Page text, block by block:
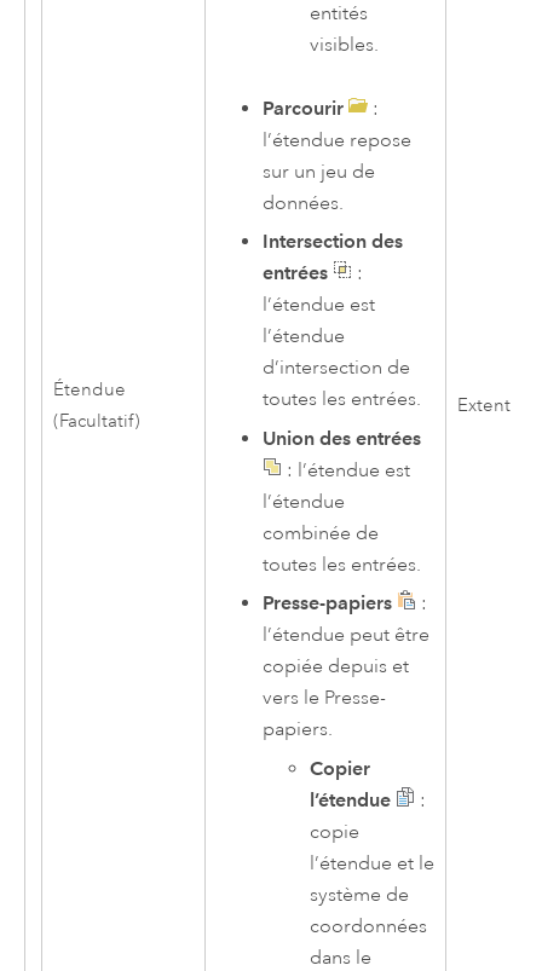
Étendue
(Facultatif)
entités
visibles.
Parcourir
:
l’étendue repose
sur un jeu de
données.
Intersection des
entrées
:
l’étendue est
l’étendue
d’intersection de
toutes les entrées.
Union des entrées
: l’étendue est
l’étendue
combinée de
toutes les entrées.
Presse-papiers
:
l’étendue peut être
copiée depuis et
vers le Presse-
papiers.
Copier
l’étendue
:
copie
l’étendue et le
système de
coordonnées
dans le
Extent